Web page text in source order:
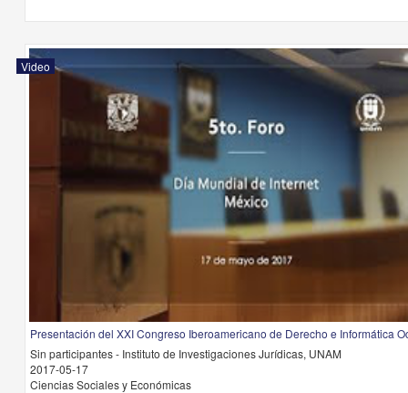
Video
Presentación del XXI Congreso Iberoamericano de Derecho e Informática
Sin participantes - Instituto de Investigaciones Jurídicas, UNAM
2017-05-17
Ciencias Sociales y Económicas